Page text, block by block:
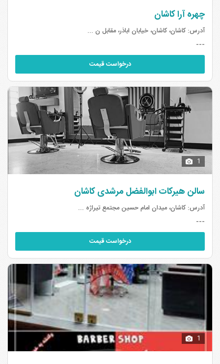
چهره آرا کاشان
آدرس: کاشان، کاشان، خیابان اباذر، مقابل ن ...
---
درخواست قیمت
1
سالن هیرکات ابوالفضل مرشدی کاشان
آدرس: کاشان، میدان امام حسین مجتمع تیراژه ...
---
درخواست قیمت
1